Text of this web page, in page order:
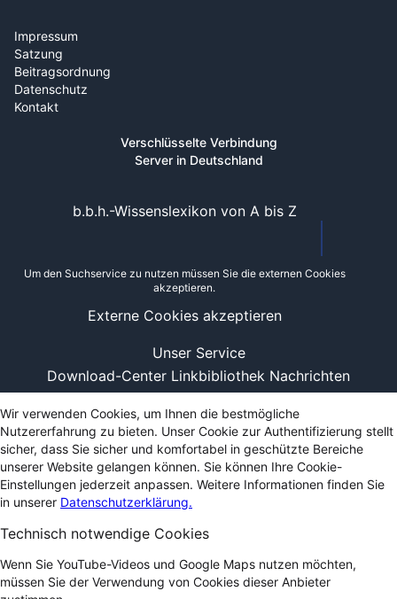
Impressum
Satzung
Beitragsordnung
Datenschutz
Kontakt
Verschlüsselte Verbindung
Server in Deutschland
Unser Service
Download-Center Linkbibliothek Nachrichten
b.b.h.-Wissenslexikon von A bis Z
Um den Suchservice zu nutzen müssen Sie die externen Cookies
akzeptieren.
Externe Cookies akzeptieren
Wir verwenden Cookies, um Ihnen die bestmögliche
Nutzererfahrung zu bieten. Unser Cookie zur Authentifizierung stellt
sicher, dass Sie sicher und komfortabel in geschützte Bereiche
unserer Website gelangen können. Sie können Ihre Cookie-
Einstellungen jederzeit anpassen. Weitere Informationen finden Sie
in unserer Datenschutzerklärung.
Technisch notwendige Cookies
Wenn Sie YouTube-Videos und Google Maps nutzen möchten,
müssen Sie der Verwendung von Cookies dieser Anbieter